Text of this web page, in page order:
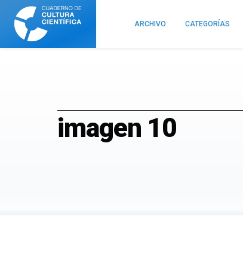
Cuaderno
Cultura
Científica
ARCHIVO CATEGORÍAS
imagen 10